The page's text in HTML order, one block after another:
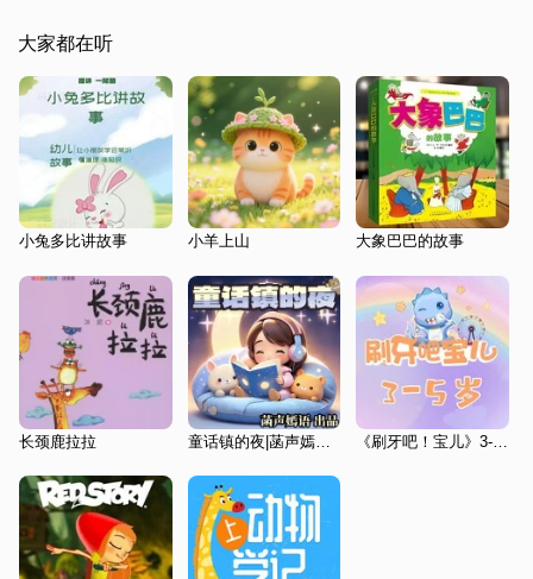
大家都在听
小兔多比讲故事 小羊上山 大象巴巴的故事
长颈鹿拉拉 童话镇的夜|菡声嫣语睡前故事 《刷牙吧！宝儿》3-5岁儿童刷牙故事集